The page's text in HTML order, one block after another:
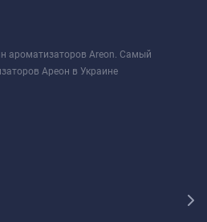
ароматизаторов Areon. Самый
Ареон в Украине